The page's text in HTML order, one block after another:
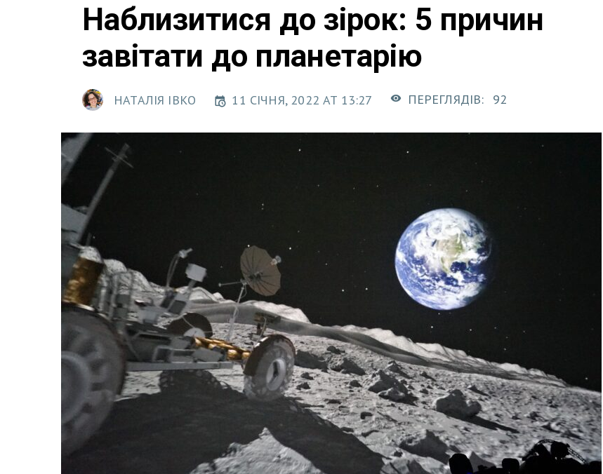
Наблизитися до зірок: 5 причин
завітати до планетарію
НАТАЛІЯ ІВКО 11 СІЧНЯ, 2022 AT 13:27 ПЕРЕГЛЯДІВ: 92